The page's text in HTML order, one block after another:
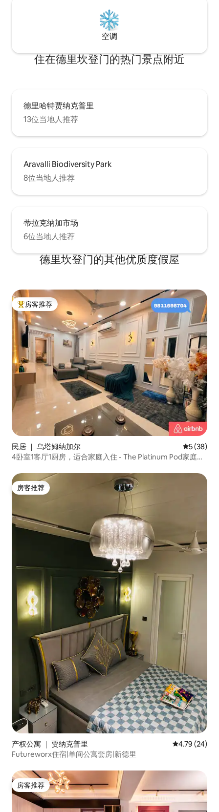
空调
住在德里坎登门的热门景点附近
德里哈特贾纳克普里
13位当地人推荐
Aravalli Biodiversity Park
8位当地人推荐
蒂拉克纳加市场
6位当地人推荐
德里坎登门的其他优质度假屋
热门「房客推荐」
房客推荐
民居 ｜ 乌塔姆纳加尔 平均评分
5 (38)
4卧室1客厅1厨房，适合家庭入住 - The Platinum Pod家庭住
房客推荐
房客推荐
产权公寓 ｜ 贾纳克普里 平均评分
4.79 (24)
Futureworx住宿|单间公寓套房|新德里
房客推荐
房客推荐